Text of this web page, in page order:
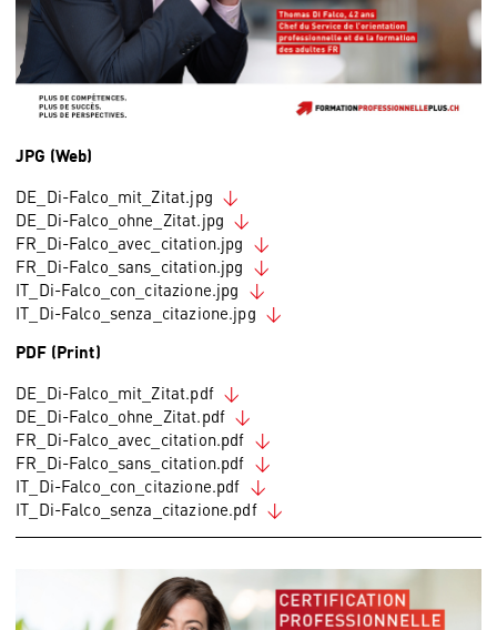
JPG (Web)
DE_Di-Falco_mit_Zitat.jpg
DE_Di-Falco_ohne_Zitat.jpg
FR_Di-Falco_avec_citation.jpg
FR_Di-Falco_sans_citation.jpg
IT_Di-Falco_con_citazione.jpg
IT_Di-Falco_senza_citazione.jpg
PDF (Print)
DE_Di-Falco_mit_Zitat.pdf
DE_Di-Falco_ohne_Zitat.pdf
FR_Di-Falco_avec_citation.pdf
FR_Di-Falco_sans_citation.pdf
IT_Di-Falco_con_citazione.pdf
IT_Di-Falco_senza_citazione.pdf